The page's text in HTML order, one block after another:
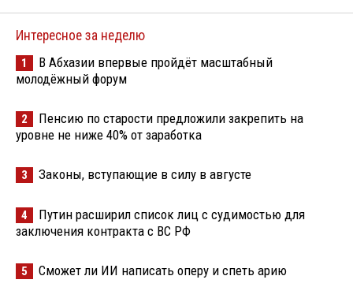
Интересное за неделю
1
В Абхазии впервые пройдёт масштабный
молодёжный форум
2
Пенсию по старости предложили закрепить на
уровне не ниже 40% от заработка
3 Законы, вступающие в силу в августе
4
Путин расширил список лиц с судимостью для
заключения контракта с ВС РФ
5 Сможет ли ИИ написать оперу и спеть арию